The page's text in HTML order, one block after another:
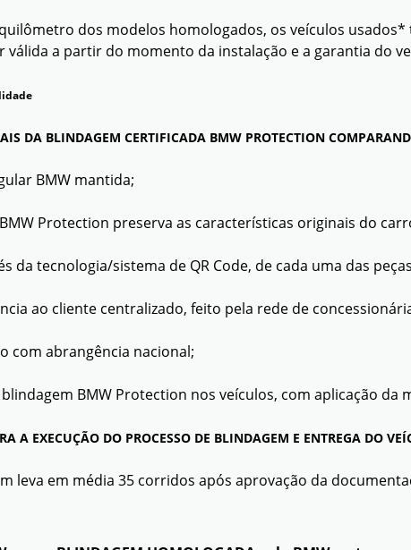
dos modelos homologados, os veículos
válida a partir do momento da instalação e a garantia do
DA BLINDAGEM CERTIFICADA BMW PROTECTION
BMW mantida;
Protection preserva as características originais do
da tecnologia/sistema de QR Code, de cada uma das
ao cliente centralizado, feito pela rede de
com abrangência nacional;
BMW Protection nos veículos, com aplicação
A EXECUÇÃO DO PROCESSO DE BLINDAGEM E ENTREGA DO
leva em média 35 corridos após aprovação da